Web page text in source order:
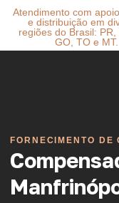
Atendimento com
e distribuição em
regiões do Brasil: PR,
GO, TO e MT.
FORNECIMENTO DE